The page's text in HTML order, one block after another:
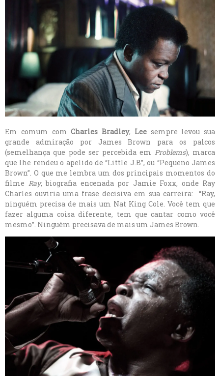
Em comum comCharles Bradley, Leesempre levou sua
grande admiração por James Brown para os palcos
(semelhança que pode ser percebida em Problems), marca
que lhe rendeu o apelido de “Little J.B”, ou “Pequeno James
Brown”. O que me lembra um dos principais momentos do
filme Ray, biografia encenada por Jamie Foxx, onde Ray
Charles ouviria uma frase decisiva em sua carreira: “Ray,
ninguém precisa de mais um Nat King Cole. Você tem que
fazer alguma coisa diferente, tem que cantar como você
mesmo”. Ninguém precisava de mais um James Brown.